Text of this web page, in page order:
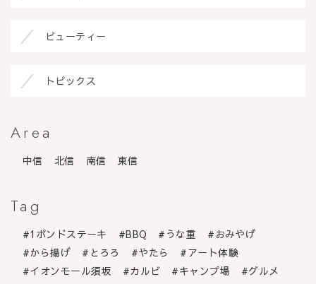
ビューティー
トピックス
Area
中信 北信 南信 東信
Tag
1ポンドステーキ BBQ うな重
おみやげ
から揚げ
とろろ やたら
アート体験
イオンモール須坂
カルビ キャンプ場
グルメ